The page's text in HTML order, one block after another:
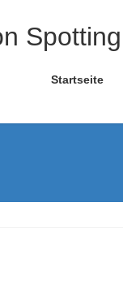
Startseite